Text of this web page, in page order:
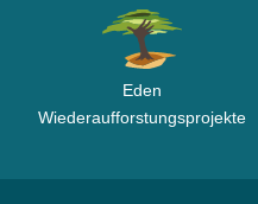
Eden
Wiederaufforstungsprojekte